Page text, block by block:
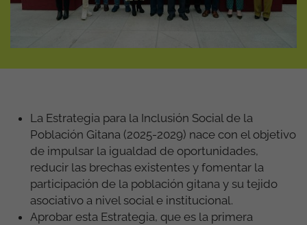
La Estrategia para la Inclusión Social de la
Población Gitana (2025-2029) nace con el objetivo
de impulsar la igualdad de oportunidades,
reducir las brechas existentes y fomentar la
participación de la población gitana y su tejido
asociativo a nivel social e institucional.
Aprobar esta Estrategia, que es la primera